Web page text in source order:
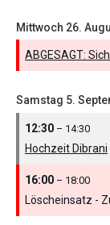
Mittwoch 26.
ABGESAGT:
Samstag 5.
12:30 – 14:30
Hochzeit Dibrani
16:00 – 18:00
Löscheinsatz -